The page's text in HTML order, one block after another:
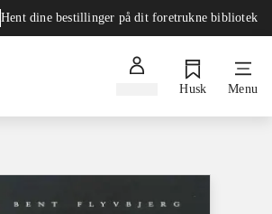
Hent dine bestillinger på dit foretrukne bibliotek
Husk Menu